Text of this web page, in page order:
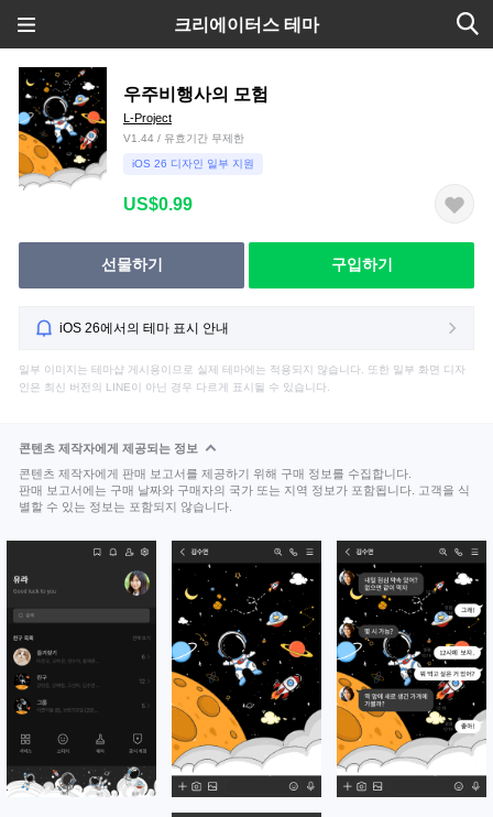
크리에이터스 테마
우주비행사의 모험
L-Project
V1.44 / 유효기간 무제한
iOS 26 디자인 일부 지원
US$0.99
선물하기 구입하기
iOS 26에서의 테마 표시 안내
일부 이미지는 테마샵 게시용이므로 실제 테마에는 적용되지 않습니다. 또한 일부 화면 디자
인은 최신 버전의 LINE이 아닌 경우 다르게 표시될 수 있습니다.
콘텐츠 제작자에게 제공되는 정보
콘텐츠 제작자에게 판매 보고서를 제공하기 위해 구매 정보를 수집합니다.
판매 보고서에는 구매 날짜와 구매자의 국가 또는 지역 정보가 포함됩니다. 고객을 식
별할 수 있는 정보는 포함되지 않습니다.